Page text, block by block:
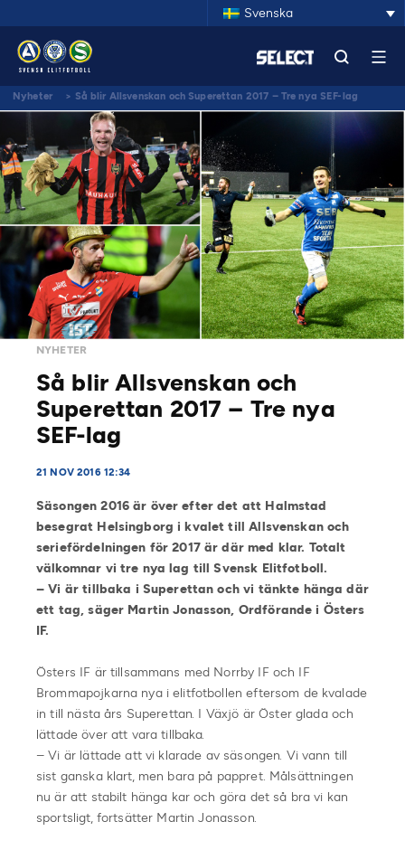
Svenska
Nyheter > Så blir Allsvenskan och Superettan 2017 – Tre nya SEF-lag
NYHETER
Så blir Allsvenskan och
Superettan 2017 – Tre nya
SEF-lag
21 NOV 2016 12:34
Säsongen 2016 är över efter det att Halmstad
besegrat Helsingborg i kvalet till Allsvenskan och
seriefördelningen för 2017 är där med klar. Totalt
välkomnar vi tre nya lag till Svensk Elitfotboll.
– Vi är tillbaka i Superettan och vi tänkte hänga där
ett tag, säger Martin Jonasson, Ordförande i Östers
IF.
Östers IF är tillsammans med Norrby IF och IF
Brommapojkarna nya i elitfotbollen eftersom de kvalade
in till nästa års Superettan. I Växjö är Öster glada och
lättade över att vara tillbaka.
– Vi är lättade att vi klarade av säsongen. Vi vann till
sist ganska klart, men bara på pappret. Målsättningen
nu är att stabilt hänga kar och göra det så bra vi kan
sportsligt, fortsätter Martin Jonasson.